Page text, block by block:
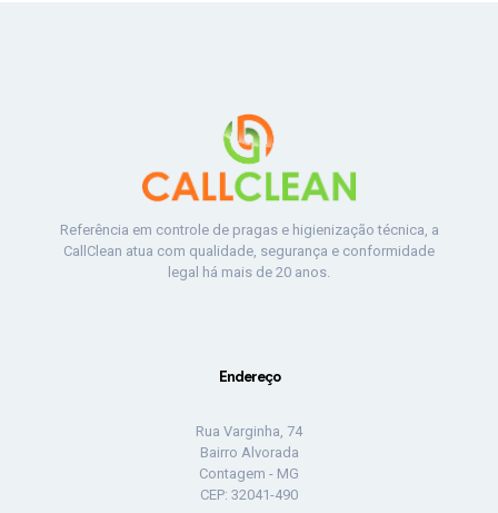
Referência em controle de pragas e higienização técnica, a
CallClean atua com qualidade, segurança e conformidade
legal há mais de 20 anos.
Endereço
Rua Varginha, 74
Bairro Alvorada
Contagem - MG
CEP: 32041-490